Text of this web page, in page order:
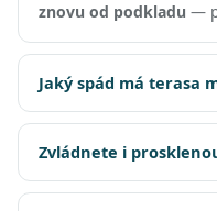
znovu od podkladu —
Jaký spád má terasa
Zvládnete i